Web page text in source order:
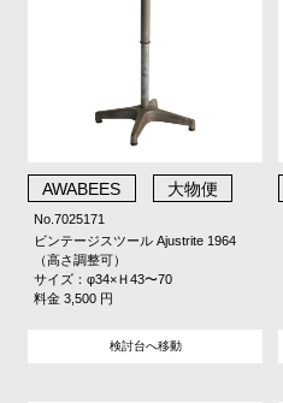
AWABEES 大物便
No.7025171
ビンテージスツール Ajustrite 1964
（高さ調整可）
サイズ：φ34×Ｈ43〜70
料金 3,500 円
検討台へ移動